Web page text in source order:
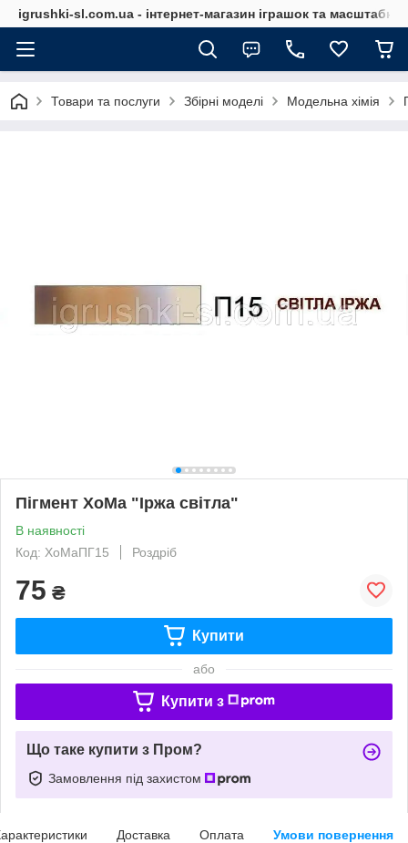
igrushki-sl.com.ua - інтернет-магазин іграшок та
Товари та послуги Збірні моделі Модельна хімія
Пігмент ХоМа "Іржа світла"
В наявності
Код: ХоМаПГ15
Роздріб
75 ₴
Купити
або
Купити з
Що таке купити з Пром?
Замовлення під захистом
Доставка Оплата Умови повернення